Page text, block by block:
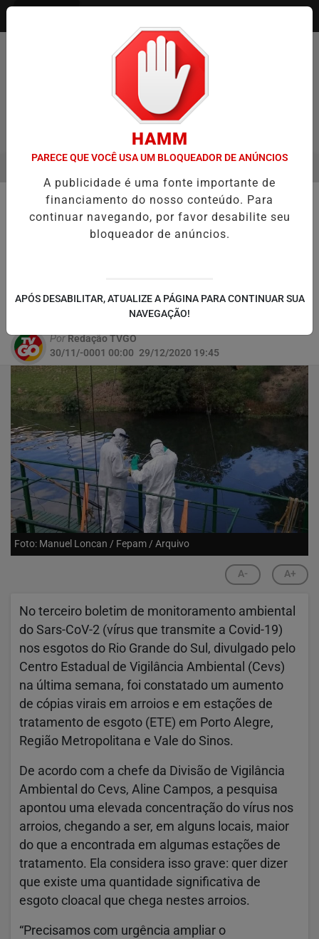
EM ALTA
🌱 MEIO AMBIENTE
Estudo mostra aumento do
coronavírus em arroios da Grande
nas águas do arroio Dilúvio, na capital
PorRedação TVGO
30/11/-0001 00:00 29/12/2020 19:45
Foto: Manuel Loncan / Fepam / Arquivo
A- A+
No terceiro boletim de monitoramento ambiental
do Sars-CoV-2 (vírus que transmite a Covid-19)
nos esgotos do Rio Grande do Sul, divulgado pelo
Centro Estadual de Vigilância Ambiental (Cevs)
na última semana, foi constatado um aumento
de cópias virais em arroios e em estações de
tratamento de esgoto (ETE) em Porto Alegre,
Região Metropolitana e Vale do Sinos.
De acordo com a chefe da Divisão de Vigilância
Ambiental do Cevs, Aline Campos, a pesquisa
apontou uma elevada concentração do vírus nos
arroios, chegando a ser, em alguns locais, maior
do que a encontrada em algumas estações de
tratamento. Ela considera isso grave: quer dizer
que existe uma quantidade significativa de
esgoto cloacal que chega nestes arroios.
“Precisamos com urgência ampliar o
HAMM
PARECE QUE VOCÊ USA UM BLOQUEADOR DE ANÚNCIOS
A publicidade é uma fonte importante de
financiamento do nosso conteúdo. Para
continuar navegando, por favor desabilite seu
bloqueador de anúncios.
APÓS DESABILITAR, ATUALIZE A PÁGINA PARA CONTINUAR SUA
NAVEGAÇÃO!